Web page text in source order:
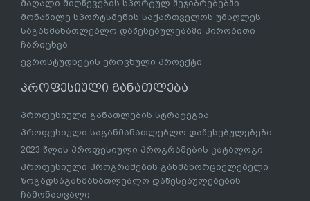
მაღალი მიღწევების სპორტულ შეჯიბრებებში
მონაწილე სპორტსმენის საქართველოს უმაღლეს
საგანმანათლებლო დაწესებულებაში პირობითი
ჩარიცხვა
ევროსტუდნეტის ეროვნული პროექტი
პროფესიული განათლება
პროფესიული განათლების სტრატეგია
პროფესიული საგანმანათლებლო დაწესებულებები
2023 წლის პროფესიული პროგრამების კატალოგი
პროფესიული პროგრამების განმახორციელებელი
ზოგადსაგანმანათლებლო დაწესებულებების
ჩამონათვალი